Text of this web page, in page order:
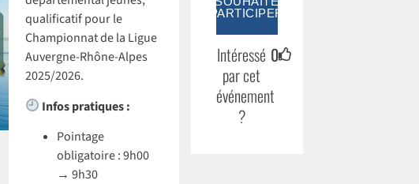
qualificatif pour le
Championnat de la Ligue
Auvergne-Rhône-Alpes
2025/2026.
Infos pratiques :
Pointage
obligatoire : 9h00
→ 9h30
PARTICIPER
Intéressé
par cet
événement
?
0